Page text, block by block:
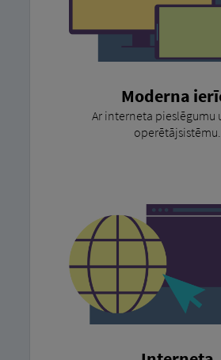
Moderna
Ar interneta pieslēgumu
operētājsistēmu.